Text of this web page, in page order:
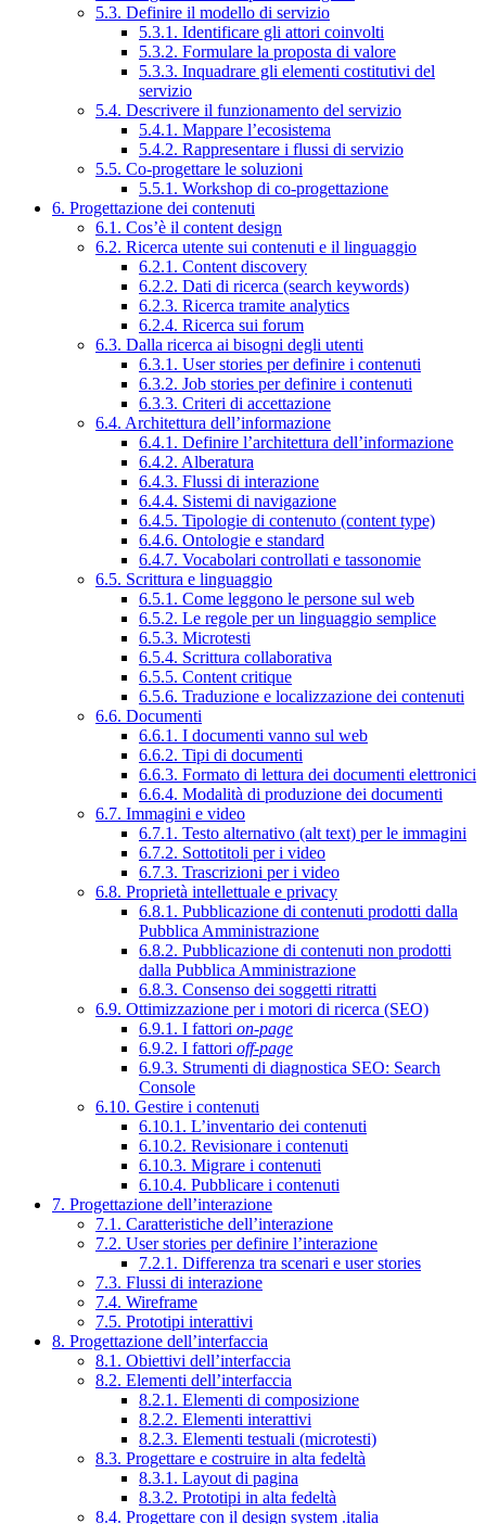
5.3. Definire il modello di servizio
5.3.1. Identificare gli attori coinvolti
5.3.2. Formulare la proposta di valore
5.3.3. Inquadrare gli elementi costitutivi del
servizio
5.4. Descrivere il funzionamento del servizio
5.4.1. Mappare l’ecosistema
5.4.2. Rappresentare i flussi di servizio
5.5. Co-progettare le soluzioni
5.5.1. Workshop di co-progettazione
6. Progettazione dei contenuti
6.1. Cos’è il content design
6.2. Ricerca utente sui contenuti e il linguaggio
6.2.1. Content discovery
6.2.2. Dati di ricerca (search keywords)
6.2.3. Ricerca tramite analytics
6.2.4. Ricerca sui forum
6.3. Dalla ricerca ai bisogni degli utenti
6.3.1. User stories per definire i contenuti
6.3.2. Job stories per definire i contenuti
6.3.3. Criteri di accettazione
6.4. Architettura dell’informazione
6.4.1. Definire l’architettura dell’informazione
6.4.2. Alberatura
6.4.3. Flussi di interazione
6.4.4. Sistemi di navigazione
6.4.5. Tipologie di contenuto (content type)
6.4.6. Ontologie e standard
6.4.7. Vocabolari controllati e tassonomie
6.5. Scrittura e linguaggio
6.5.1. Come leggono le persone sul web
6.5.2. Le regole per un linguaggio semplice
6.5.3. Microtesti
6.5.4. Scrittura collaborativa
6.5.5. Content critique
6.5.6. Traduzione e localizzazione dei contenuti
6.6. Documenti
6.6.1. I documenti vanno sul web
6.6.2. Tipi di documenti
6.6.3. Formato di lettura dei documenti elettronici
6.6.4. Modalità di produzione dei documenti
6.7. Immagini e video
6.7.1. Testo alternativo (alt text) per le immagini
6.7.2. Sottotitoli per i video
6.7.3. Trascrizioni per i video
6.8. Proprietà intellettuale e privacy
6.8.1. Pubblicazione di contenuti prodotti dalla
Pubblica Amministrazione
6.8.2. Pubblicazione di contenuti non prodotti
dalla Pubblica Amministrazione
6.8.3. Consenso dei soggetti ritratti
6.9. Ottimizzazione per i motori di ricerca (SEO)
6.9.1. I fattori on-page
6.9.2. I fattori off-page
6.9.3. Strumenti di diagnostica SEO: Search
Console
6.10. Gestire i contenuti
6.10.1. L’inventario dei contenuti
6.10.2. Revisionare i contenuti
6.10.3. Migrare i contenuti
6.10.4. Pubblicare i contenuti
7. Progettazione dell’interazione
7.1. Caratteristiche dell’interazione
7.2. User stories per definire l’interazione
7.2.1. Differenza tra scenari e user stories
7.3. Flussi di interazione
7.4. Wireframe
7.5. Prototipi interattivi
8. Progettazione dell’interfaccia
8.1. Obiettivi dell’interfaccia
8.2. Elementi dell’interfaccia
8.2.1. Elementi di composizione
8.2.2. Elementi interattivi
8.2.3. Elementi testuali (microtesti)
8.3. Progettare e costruire in alta fedeltà
8.3.1. Layout di pagina
8.3.2. Prototipi in alta fedeltà
8.4. Progettare con il design system .italia